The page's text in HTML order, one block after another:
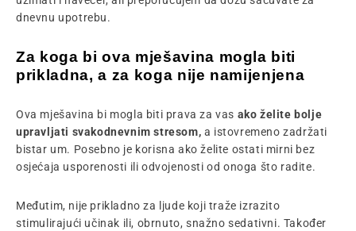
dnevnu upotrebu.
Za koga bi ova mješavina mogla biti
prikladna, a za koga nije namijenjena
Ova mješavina bi mogla biti prava za vas ako želite bolje
upravljati svakodnevnim stresom, a istovremeno zadržati
bistar um. Posebno je korisna ako želite ostati mirni bez
osjećaja usporenosti ili odvojenosti od onoga što radite.
Međutim, nije prikladno za ljude koji traže izrazito
stimulirajući učinak ili, obrnuto, snažno sedativni. Također